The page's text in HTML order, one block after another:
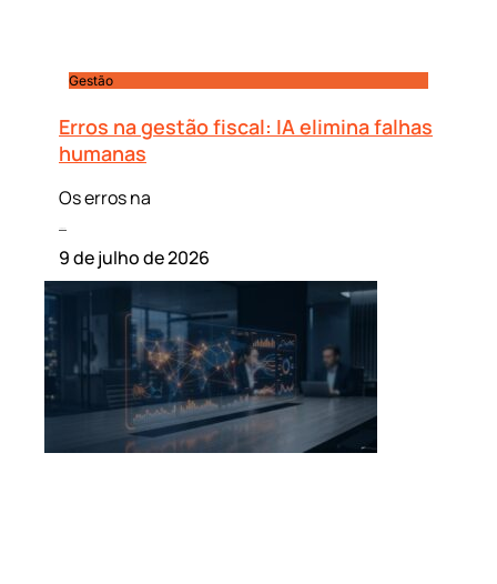
Gestão
Erros na gestão fiscal: IA elimina falhas
humanas
Os erros na
9 de julho de 2026